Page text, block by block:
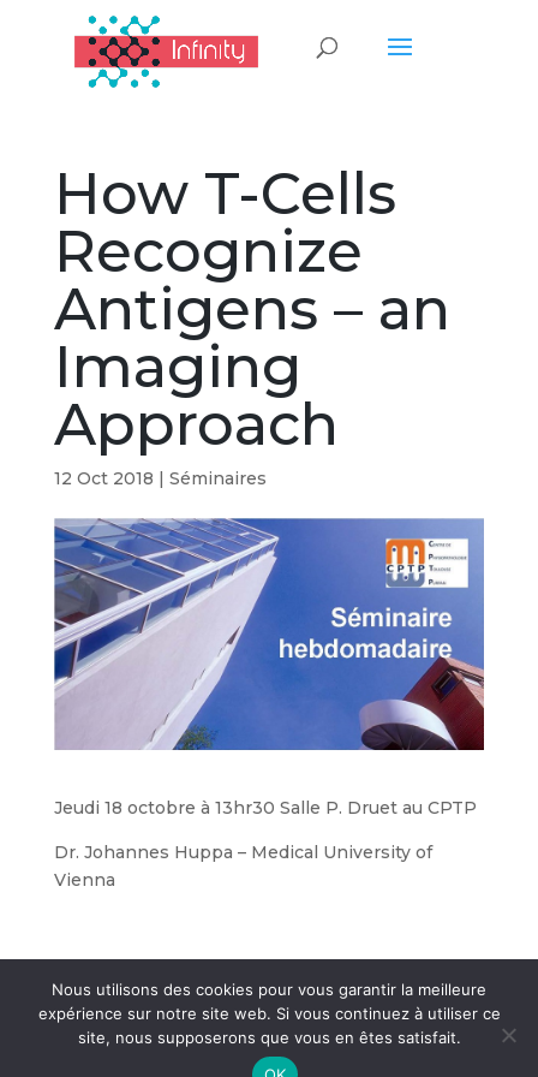
How T-Cells
Recognize
Antigens – an
Imaging
Approach
12 Oct 2018 | Séminaires
Jeudi 18 octobre à 13hr30 Salle P. Druet au CPTP
Dr. Johannes Huppa – Medical University of
Vienna
Crédits et mentions légales
Nous utilisons des cookies pour vous garantir la meilleure
expérience sur notre site web. Si vous continuez à utiliser ce
site, nous supposerons que vous en êtes satisfait.